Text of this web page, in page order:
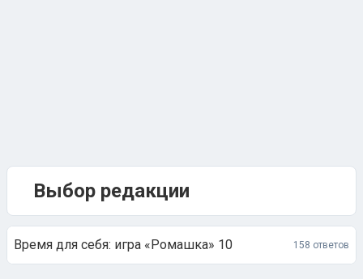
Выбор редакции
Время для себя: игра «Ромашка» 10 158 ответов